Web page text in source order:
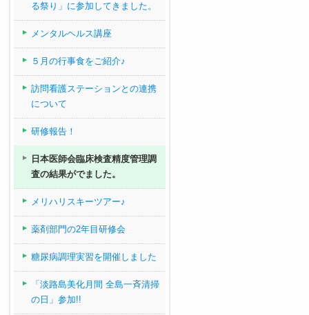
る祭り」に参加してきました。
メンタルヘルス講座
５月の行事食をご紹介♪
訪問看護ステーションとの連携
について
研修報告！
日本医師会臨床検査精度管理調
査の結果がでました。
メリハリスキーツアー♪
薬剤部門の2年目研修会
糖尿病調理実習を開催しました
「淡路島美化月間 全島一斉清掃
の日」参加!!